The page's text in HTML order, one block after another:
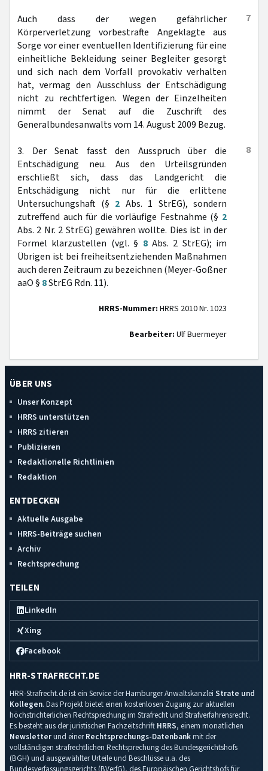
7
Auch dass der wegen gefährlicher
Körperverletzung vorbestrafte Angeklagte aus
Sorge vor einer eventuellen Identifizierung für eine
einheitliche Bekleidung seiner Begleiter gesorgt
und sich nach dem Vorfall provokativ verhalten
hat, vermag den Ausschluss der Entschädigung
nicht zu rechtfertigen. Wegen der Einzelheiten
nimmt der Senat auf die Zuschrift des
Generalbundesanwalts vom 14. August 2009 Bezug.
8
3. Der Senat fasst den Ausspruch über die
Entschädigung neu. Aus den Urteilsgründen
erschließt sich, dass das Landgericht die
Entschädigung nicht nur für die erlittene
Untersuchungshaft (§ 2 Abs. 1 StrEG), sondern
zutreffend auch für die vorläufige Festnahme (§ 2
Abs. 2 Nr. 2 StrEG) gewähren wollte. Dies ist in der
Formel klarzustellen (vgl. § 8Abs. 2 StrEG); im
Übrigen ist bei freiheitsentziehenden Maßnahmen
auch deren Zeitraum zu bezeichnen (Meyer-Goßner
aaO § 8StrEG Rdn. 11).
HRRS-Nummer: HRRS 2010 Nr. 1023
Bearbeiter: Ulf Buermeyer
ÜBER UNS
Unser Konzept
HRRS unterstützen
HRRS zitieren
Publizieren
Redaktionelle Richtlinien
Redaktion
ENTDECKEN
Aktuelle Ausgabe
HRRS-Beiträge suchen
Archiv
Rechtsprechung
TEILEN
LinkedIn
Xing
Facebook
HRR-STRAFRECHT.DE
HRR-Strafrecht.de ist ein Service der Hamburger Anwaltskanzlei Strate und
Kollegen. Das Projekt bietet einen kostenlosen Zugang zur aktuellen
höchstrichterlichen Rechtsprechung im Strafrecht und Strafverfahrensrecht.
Es besteht aus der juristischen Fachzeitschrift HRRS, einem monatlichen
Newsletterund einerRechtsprechungs-Datenbankmit der
vollständigen strafrechtlichen Rechtsprechung des Bundesgerichtshofs
(BGH) und ausgewählter Urteile und Beschlüsse u.a. des